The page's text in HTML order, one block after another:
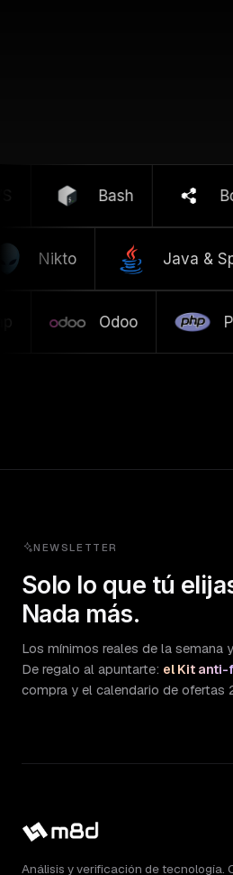
Bash
Nikto Java &
Odoo
NEWSLETTER
Solo lo que tú
Nada más.
Los mínimos reales de la semana
De regalo al apuntarte: el Kit anti-
compra y el calendario de ofertas
Análisis y verificación de tecnología.